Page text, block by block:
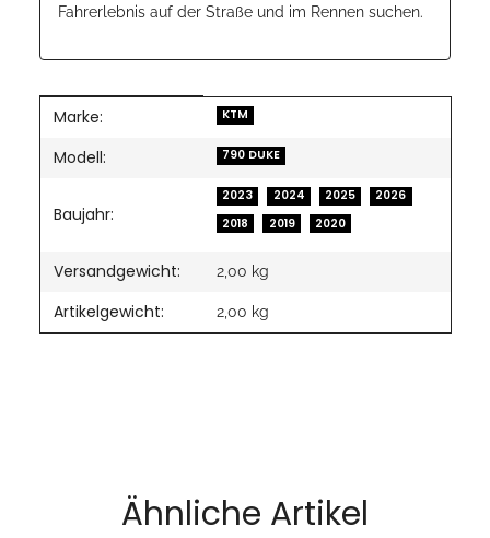
Fahrerlebnis auf der Straße und im Rennen suchen.
Produkteigenschaft
Wert
Marke: KTM
Modell: 790 DUKE
Baujahr:
2023 2024 2025
2026
2018
2019 2020
Versandgewicht: 2,00 kg
Artikelgewicht: 2,00 kg
Ähnliche Artikel